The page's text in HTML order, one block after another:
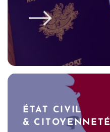
ÉTAT CIVIL
& CITOYENNETÉ